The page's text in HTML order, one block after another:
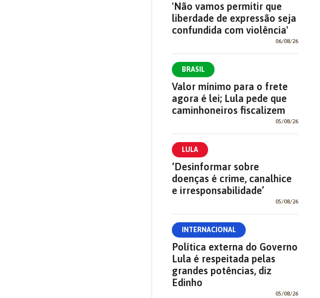
'Não vamos permitir que
liberdade de expressão seja
confundida com violência'
06/08/26
BRASIL
Valor mínimo para o frete
agora é lei; Lula pede que
caminhoneiros fiscalizem
05/08/26
LULA
‘Desinformar sobre
doenças é crime, canalhice
e irresponsabilidade’
05/08/26
INTERNACIONAL
Política externa do Governo
Lula é respeitada pelas
grandes potências, diz
Edinho
05/08/26